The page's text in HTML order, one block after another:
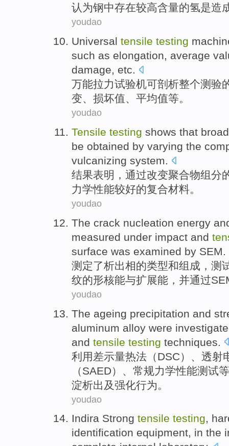
认为钢中存在较高含量的氢是造
youdao
Universal tensile testing
such as elongation, average
damage, etc.
万能拉力试验机可剖析整个测验
变、 损坏值、 平均值等。
youdao
Tensile testing shows that
be obtained by varying the
vulcanizing system.
结果表明 ， 通过改变聚合物组分
力学性能较好的复合材料。
youdao
The crack nucleation energy
measured under impact and
surface was examined by SEM.
测定了析出相的类型和组成， 测
纹的形核能与扩展能 ，并通过
youdao
The ageing precipitation and
aluminum alloy were
and tensile testing techniques
利用差示量热法（DSC）、 透射
（SAED）、常规力学性能测试
淀析出 及强化行为 。
youdao
Indira Strong tensile testing,
identification equipment, in the